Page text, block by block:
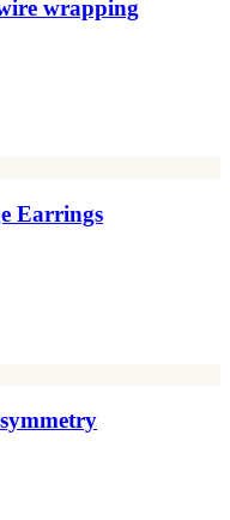
wrapping
Earrings